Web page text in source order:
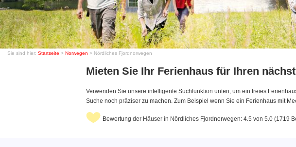
Sie sind hier: Startseite > Norwegen > Nördliches Fjordnorwegen
Mieten Sie Ihr Ferienhaus für Ihren
Verwenden Sie unsere intelligente Suchfunktion unten, um ein freies
Suche noch präziser zu machen. Zum Beispiel wenn Sie ein Ferienhaus mit
Bewertung der Häuser in Nördliches Fjordnorwegen: 4.5 von 5.0 (1719